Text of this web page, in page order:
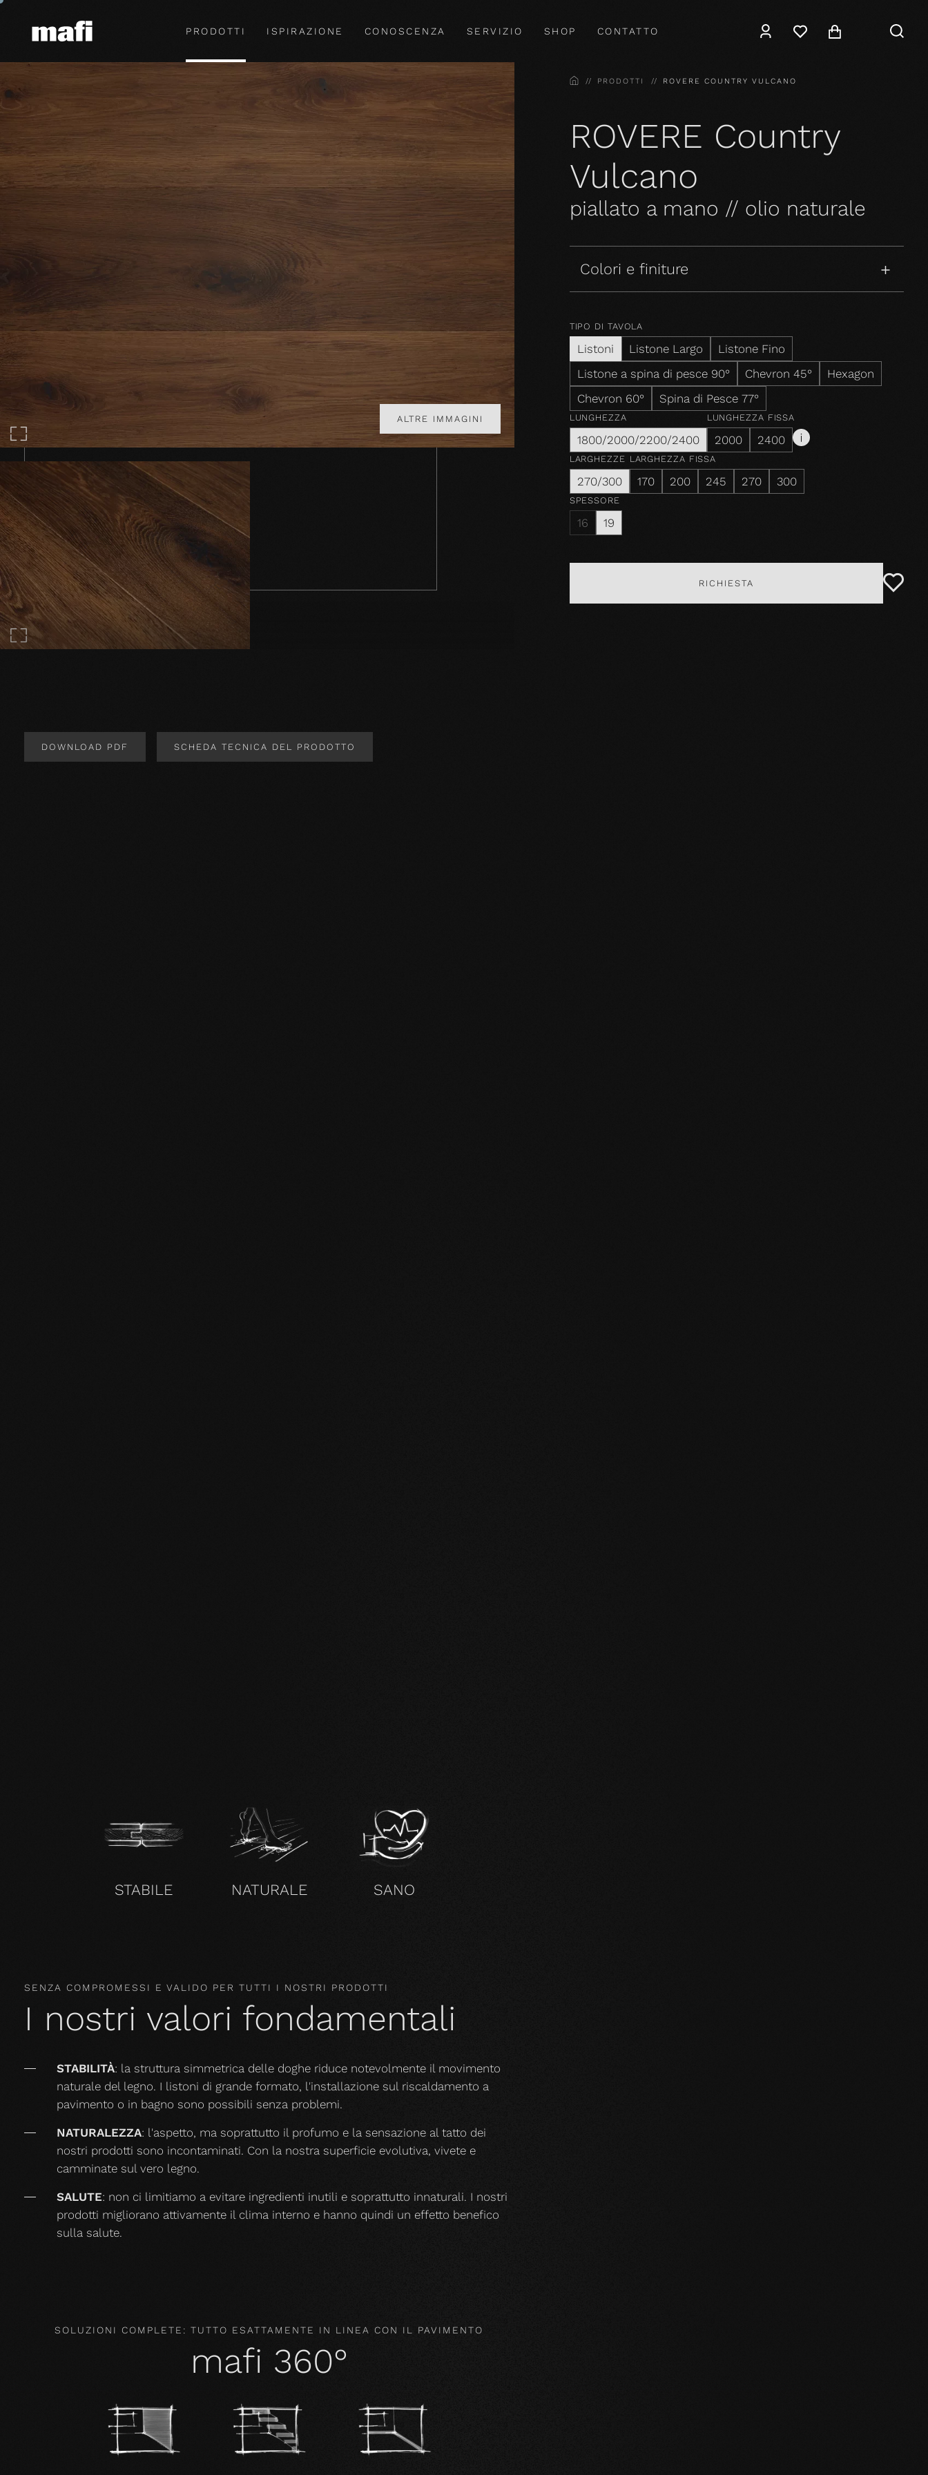
PRODOTTI ISPIRAZIONE CONOSCENZA SERVIZIO SHOP CONTATTO
ALTRE IMMAGINI
DOWNLOAD PDF SCHEDA TECNICA DEL PRODOTTO
STABILE NATURALE SANO
SENZA COMPROMESSI E VALIDO PER TUTTI I NOSTRI PRODOTTI
I nostri valori fondamentali
STABILITÀ: la struttura simmetrica delle doghe riduce notevolmente il movimento
naturale del legno. I listoni di grande formato, l'installazione sul riscaldamento a
pavimento o in bagno sono possibili senza problemi.
NATURALEZZA: l'aspetto, ma soprattutto il profumo e la sensazione al tatto dei
nostri prodotti sono incontaminati. Con la nostra superficie evolutiva, vivete e
camminate sul vero legno.
SALUTE: non ci limitiamo a evitare ingredienti inutili e soprattutto innaturali. I nostri
prodotti migliorano attivamente il clima interno e hanno quindi un effetto benefico
sulla salute.
SOLUZIONI COMPLETE: TUTTO ESATTAMENTE IN LINEA CON IL PAVIMENTO
mafi 360°
HOMEPRODOTTI ROVERE COUNTRY VULCANO
ROVERE Country
Vulcano
piallato a mano // olio naturale
Colori e finiture
TIPO DI TAVOLA
Listoni Listone Largo
Listone Fino
Listone a spina di pesce 90°
Chevron 45°
Hexagon
Chevron 60°
Spina di Pesce 77°
LUNGHEZZA
1800/2000/2200/2400
LUNGHEZZA FISSA
2000 2400
LARGHEZZE
270/300
LARGHEZZA FISSA
170 200 245 270 300
SPESSORE
16 19
RICHIESTA